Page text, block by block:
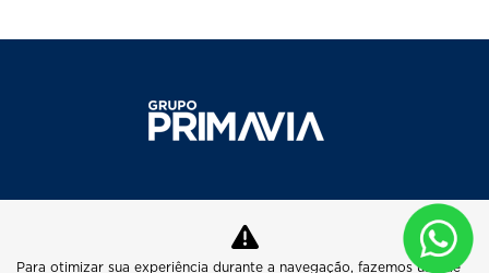
MAPA DO SITE
Para otimizar sua experiência durante a navegação, fazemos uso de